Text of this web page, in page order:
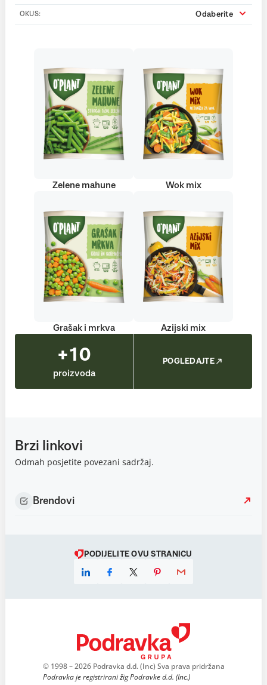
OKUS: Odaberite
Zelene mahune Wok mix
Grašak i mrkva Azijski mix
+10
proizvoda
POGLEDAJTE
Brzi linkovi
Odmah posjetite povezani sadržaj.
Brendovi
PODIJELITE OVU STRANICU
© 1998 – 2026 Podravka d.d. (Inc) Sva prava pridržana
Podravka je registrirani žig Podravke d.d. (Inc.)